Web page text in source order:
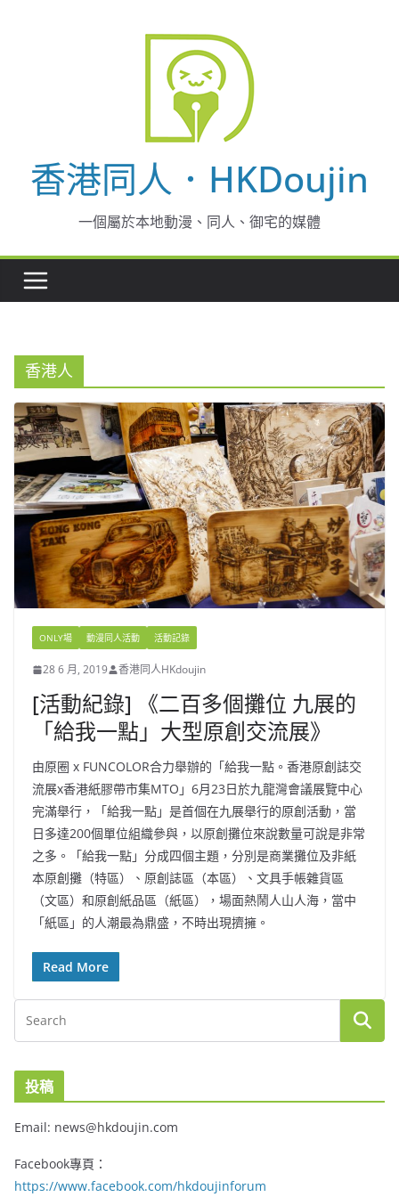
香港同人．HKDoujin
一個屬於本地動漫、同人、御宅的媒體
香港人
ONLY場 動漫同人活動 活動記錄
28 6 月, 2019 香港同人HKdoujin
[活動紀錄] 《二百多個攤位 九展的
「給我一點」大型原創交流展》
由原圈 x FUNCOLOR合力舉辦的「給我一點。香港原創誌交
流展x香港紙膠帶市集MTO」6月23日於九龍灣會議展覽中心
完滿舉行，「給我一點」是首個在九展舉行的原創活動，當
日多達200個單位組織參與，以原創攤位來說數量可說是非常
之多。「給我一點」分成四個主題，分別是商業攤位及非紙
本原創攤（特區）、原創誌區（本區）、文具手帳雜貨區
（文區）和原創紙品區（紙區），場面熱鬧人山人海，當中
「紙區」的人潮最為鼎盛，不時出現擠擁。
Read More
投稿
Email: news@hkdoujin.com
Facebook專頁：
https://www.facebook.com/hkdoujinforum